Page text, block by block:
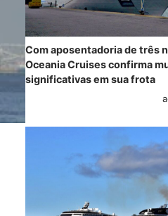
Com aposentadoria de três
Oceania Cruises confirma
significativas em sua frota